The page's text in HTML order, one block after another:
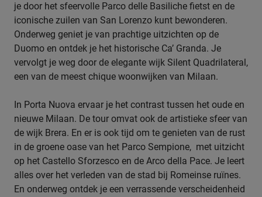
je door het sfeervolle Parco delle Basiliche fietst en de
iconische zuilen van San Lorenzo kunt bewonderen.
Onderweg geniet je van prachtige uitzichten op de
Duomo en ontdek je het historische Ca’ Granda. Je
vervolgt je weg door de elegante wijk Silent Quadrilateral,
een van de meest chique woonwijken van Milaan.
In Porta Nuova ervaar je het contrast tussen het oude en
nieuwe Milaan. De tour omvat ook de artistieke sfeer van
de wijk Brera. En er is ook tijd om te genieten van de rust
in de groene oase van het Parco Sempione, met uitzicht
op het Castello Sforzesco en de Arco della Pace. Je leert
alles over het verleden van de stad bij Romeinse ruïnes.
En onderweg ontdek je een verrassende verscheidenheid